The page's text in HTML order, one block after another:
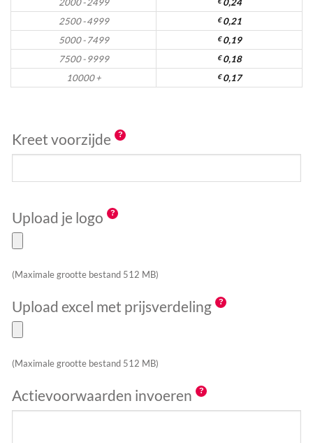
2500 - 4999
€0,21
5000 - 7499
€0,19
7500 - 9999
€0,18
10000 +
€0,17
Kreet voorzijde
Upload je logo
(Maximale grootte bestand 512 MB)
Upload excel met prijsverdeling
(Maximale grootte bestand 512 MB)
Actievoorwaarden invoeren